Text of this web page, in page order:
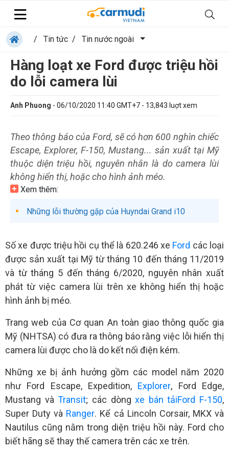
/ Tin tức / Tin nước ngoài
Hàng loạt xe Ford được triệu hồi
do lỗi camera lùi
Anh Phuong - 06/10/2020 11:40 GMT+7 - 13,843 luợt xem
Theo thông báo của Ford, sẽ có hơn 600 nghìn chiếc
Escape, Explorer, F-150, Mustang... sản xuất tại Mỹ
thuộc diện triệu hồi, nguyên nhân là do camera lùi
không hiển thị, hoặc cho hình ảnh méo.
Xem thêm:
Những lỗi thường gặp của Huyndai Grand i10
Số xe được triệu hồi cụ thể là 620.246 xe Ford các loại
được sản xuất tại Mỹ từ tháng 10 đến tháng 11/2019
và từ tháng 5 đến tháng 6/2020, nguyên nhân xuất
phát từ việc camera lùi trên xe không hiển thị hoặc
hình ảnh bị méo.
Trang web của Cơ quan An toàn giao thông quốc gia
Mỹ (NHTSA) có đưa ra thông báo rằng việc lỗi hiển thị
camera lùi được cho là do kết nối điện kém.
Những xe bị ảnh hưởng gồm các model năm 2020
như Ford Escape, Expedition, Explorer, Ford Edge,
Mustang vàTransit; các dòngxe bán tảiFord F-150,
Super Duty và Ranger. Kể cả Lincoln Corsair, MKX và
Nautilus cũng nằm trong diện triệu hồi này. Ford cho
biết hãng sẽ thay thế camera trên các xe trên.